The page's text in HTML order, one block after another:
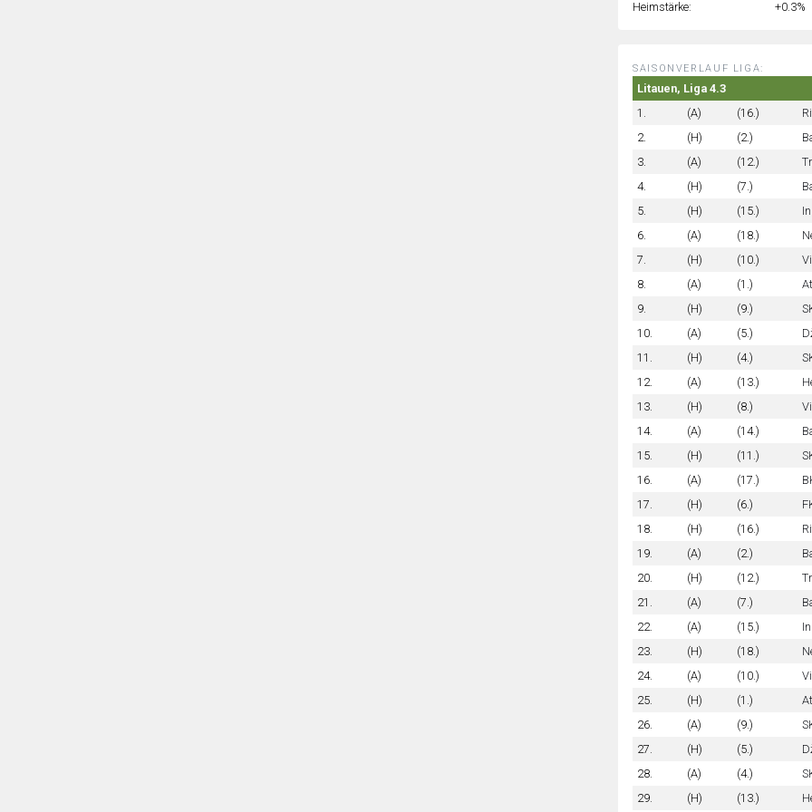
Heimstärke:
+0.3%
SAISONVERLAUF LIGA:
Litauen, Liga 4.3
1.
(A) (16.)
2.
(H) (2.)
3.
(A) (12.)
4.
(H) (7.)
5.
(H) (15.)
6.
(A) (18.)
7.
(H) (10.)
8.
(A) (1.)
9.
(H) (9.)
10.
(A) (5.)
11.
(H) (4.)
12.
(A) (13.)
13.
(H) (8.)
14.
(A) (14.)
15.
(H) (11.)
16.
(A) (17.)
17.
(H) (6.)
18.
(H) (16.)
19.
(A) (2.)
20.
(H) (12.)
21.
(A) (7.)
22.
(A) (15.)
23.
(H) (18.)
24.
(A) (10.)
25.
(H) (1.)
26.
(A) (9.)
27.
(H) (5.)
28.
(A) (4.)
29.
(H) (13.)